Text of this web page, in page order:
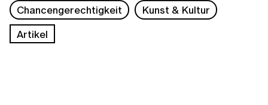
Chancengerechtigkeit
Kunst & Kultur
Artikel